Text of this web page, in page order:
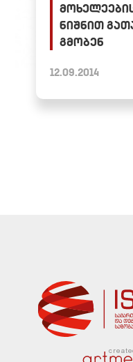
ნიშნით
გმობენ
12.09.2014